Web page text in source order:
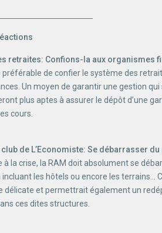
retraites: Confions-la aux organismes
préférable de confier le système des
Un moyen de garantir une gestion
plus aptes à assurer le dépôt d’une
cours.
club de L’Economiste: Se débarrasser
à la crise, la RAM doit absolument se
incluant les hôtels ou encore les
délicate et permettrait également un
ces dites structures.